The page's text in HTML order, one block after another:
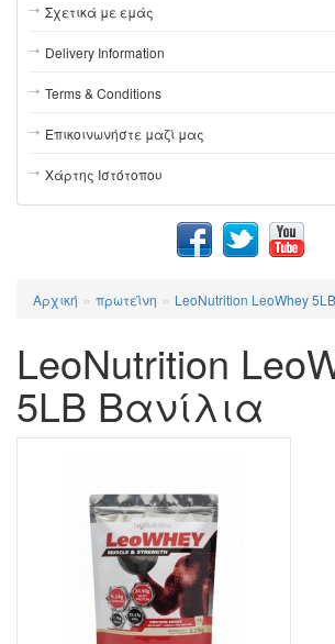
Σχετικά με εμάς
Delivery Information
Terms & Conditions
Επικοινωνήστε μαζί μας
Χάρτης Ιστότοπου
Αρχική » πρωτεΐνη » LeoNutrition LeoWhey
LeoNutrition
5LB Βανίλια